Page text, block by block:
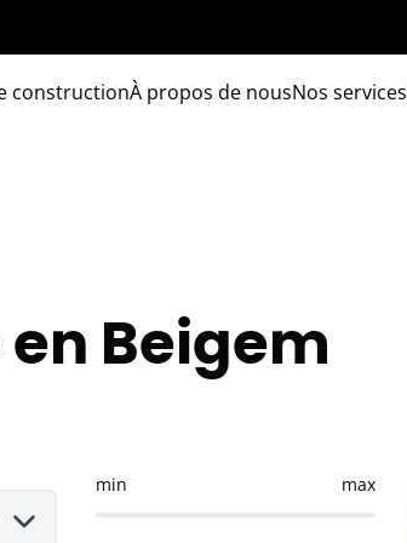
constructionÀ propos de nousNos services
Beigem
min max